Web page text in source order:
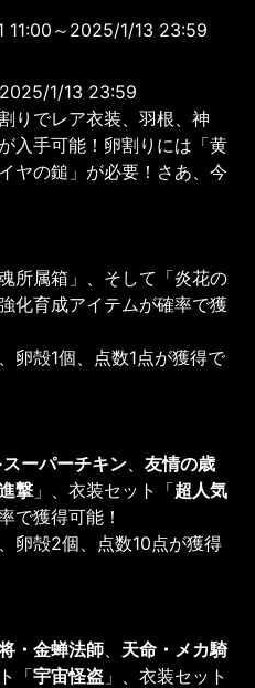
11:00～2025/1/13 23:59
1/13 23:59
りでレア衣装、羽根、神
入手可能！卵割りには「黄
ヤの鎚」が必要！さあ、今
所属箱」、そして「炎花の
化育成アイテムが確率で獲
卵殻1個、点数1点が獲得で
スーパーチキン 、友情の歳
撃 」、衣装セット「超人気
で獲得可能！
卵殻2個、点数10点が獲得
・金蝉法師
天命・メカ騎
「宇宙怪盗 」、衣装セット